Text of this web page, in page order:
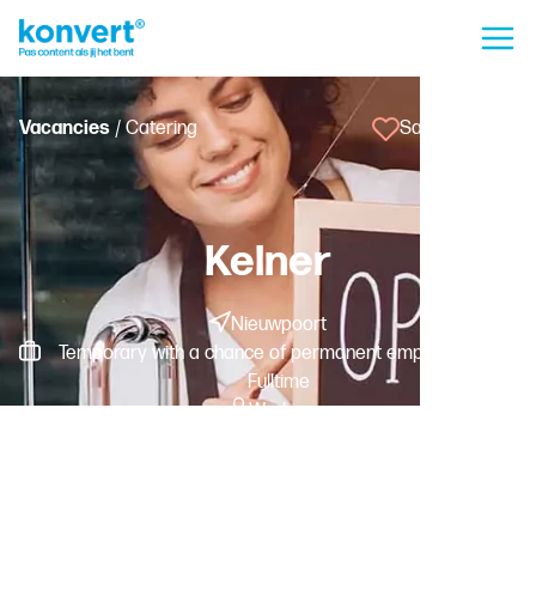
Vacancies / Catering Save vacancy
Kelner
Nieuwpoort
Temporary with a chance of permanent employment -
Fulltime
Worker